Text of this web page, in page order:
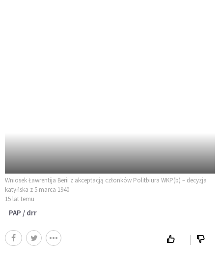
Wniosek Ławrentija Berii z akceptacją członków Politbiura WKP(b) – decyzja
katyńska z 5 marca 1940
15 lat temu
PAP / drr